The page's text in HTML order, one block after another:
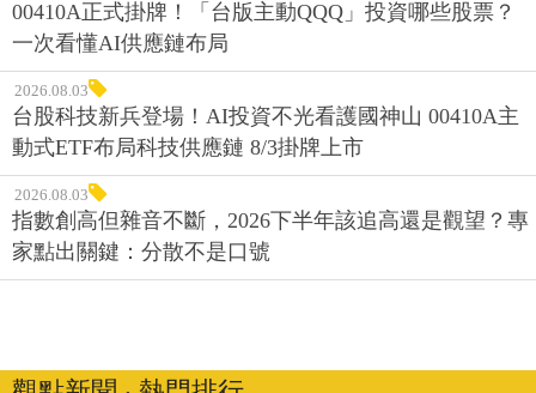
00410A正式掛牌！「台版主動QQQ」投資哪些股票？
一次看懂AI供應鏈布局
2026.08.03
台股科技新兵登場！AI投資不光看護國神山 00410A主
動式ETF布局科技供應鏈 8/3掛牌上市
2026.08.03
指數創高但雜音不斷，2026下半年該追高還是觀望？專
家點出關鍵：分散不是口號